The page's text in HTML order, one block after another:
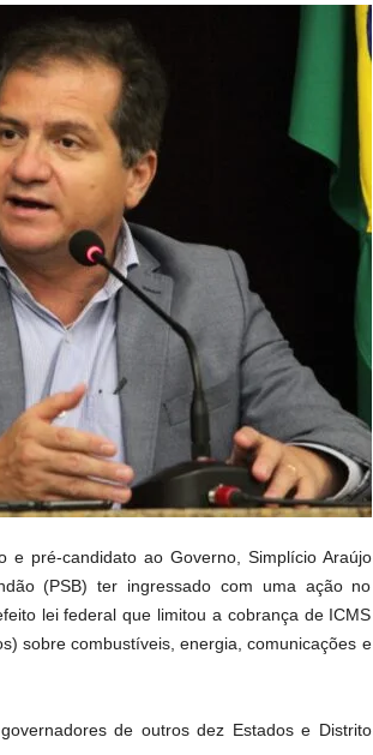
pré-candidato ao Governo, Simplício Araújo
(PSB) ter ingressado com uma ação no
lei federal que limitou a cobrança de ICMS
sobre combustíveis, energia, comunicações e
de outros dez Estados e Distrito